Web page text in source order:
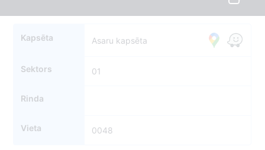
Kapsēta Asaru kapsēta
Sektors 01
Rinda
Vieta 0048